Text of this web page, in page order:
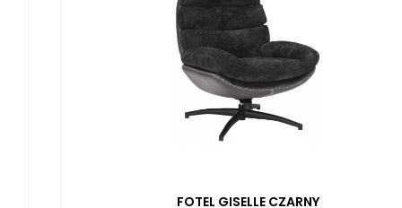
FOTEL GISELLE CZARNY